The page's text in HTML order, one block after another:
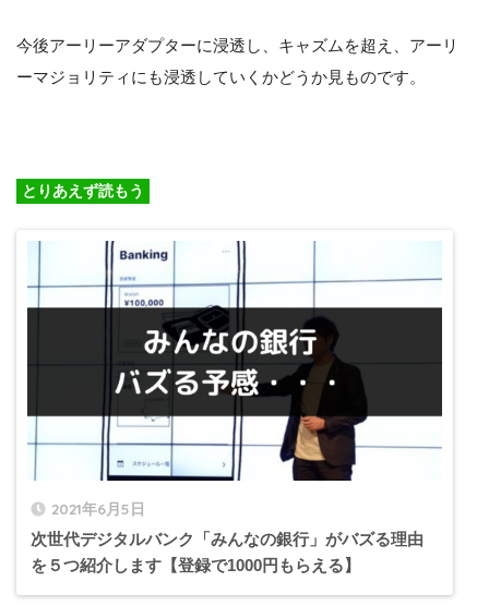
今後アーリーアダプターに浸透し、キャズムを超え、アーリ
ーマジョリティにも浸透していくかどうか見ものです。
とりあえず読もう
2021年6月5日
次世代デジタルバンク「みんなの銀行」がバズる理由
を５つ紹介します【登録で1000円もらえる】